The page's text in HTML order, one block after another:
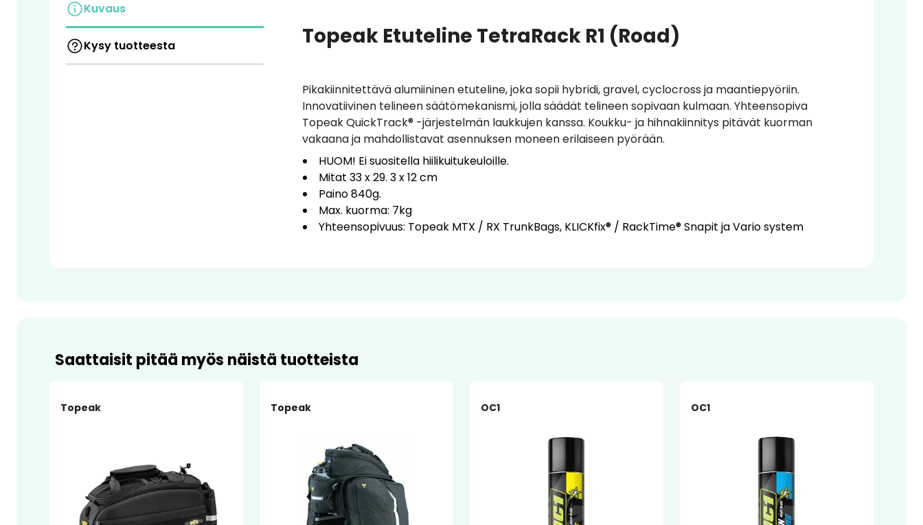
Kuvaus
Kysy tuotteesta Topeak Etuteline TetraRack R1 (Road)
Pikakiinnitettävä alumiininen etuteline, joka sopii hybridi, gravel, cyclocross ja maantiepyöriin.
Innovatiivinen telineen säätömekanismi, jolla säädät telineen sopivaan kulmaan. Yhteensopiva
Topeak QuickTrack® -järjestelmän laukkujen kanssa. Koukku- ja hihnakiinnitys pitävät kuorman
vakaana ja mahdollistavat asennuksen moneen erilaiseen pyörään.
HUOM! Ei suositella hiilikuitukeuloille.
Mitat 33 x 29. 3 x 12 cm
Paino 840g.
Max. kuorma: 7kg
Yhteensopivuus: Topeak MTX / RX TrunkBags, KLICKfix® / RackTime® Snapit ja Vario system
Saattaisit pitää myös näistä tuotteista
Topeak Topeak OC1 OC1